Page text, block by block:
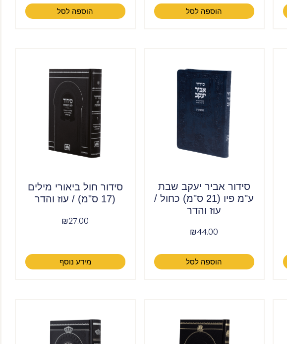
הוספה לסל הוספה לסל
סידור אביר יעקב שבת
ע"מ פיו (21 ס"מ) כחול /
עוז והדר
₪44.00
הוספה לסל
סידור חול ביאורי מילים
(17 ס"מ) / עוז והדר
₪27.00
מידע נוסף